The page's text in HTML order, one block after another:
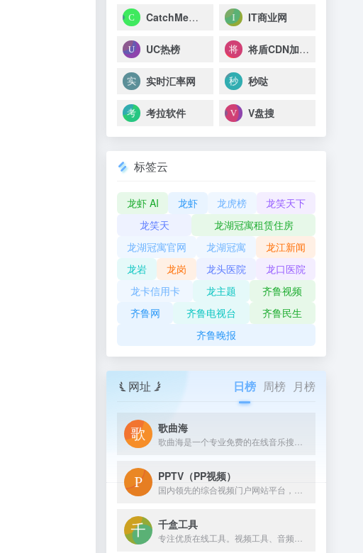
CatchMe图像AI检测 IT商业网
UC热榜 将盾CDN加速防御服务
实时汇率网 秒哒
考拉软件 V盘搜
标签云
龙虾 AI 龙虾 龙虎榜
龙笑天下
龙笑天
龙湖冠寓租赁住房
龙湖冠寓官网
龙湖冠寓
龙江新闻
龙岩
龙岗 龙头医院
龙口医院
龙卡信用卡
龙主题
齐鲁视频
齐鲁网
齐鲁电视台
齐鲁民生
齐鲁晚报
网址 日榜 周榜 月榜
歌曲海
PPTV（PP视频）
千盒工具